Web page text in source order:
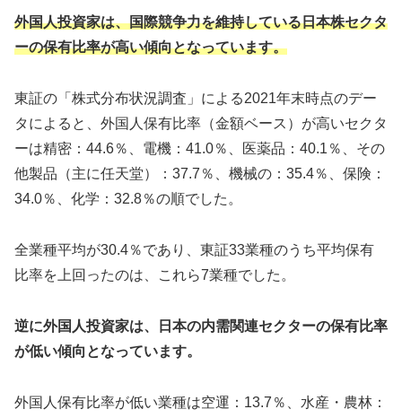
外国人投資家は、国際競争力を維持している日本株セクタ
ーの保有比率が高い傾向となっています。
東証の「株式分布状況調査」による2021年末時点のデー
タによると、外国人保有比率（金額ベース）が高いセクタ
ーは精密：44.6％、電機：41.0％、医薬品：40.1％、その
他製品（主に任天堂）：37.7％、機械の：35.4％、保険：
34.0％、化学：32.8％の順でした。
全業種平均が30.4％であり、東証33業種のうち平均保有
比率を上回ったのは、これら7業種でした。
逆に外国人投資家は、日本の内需関連セクターの保有比率
が低い傾向となっています。
外国人保有比率が低い業種は空運：13.7％、水産・農林：